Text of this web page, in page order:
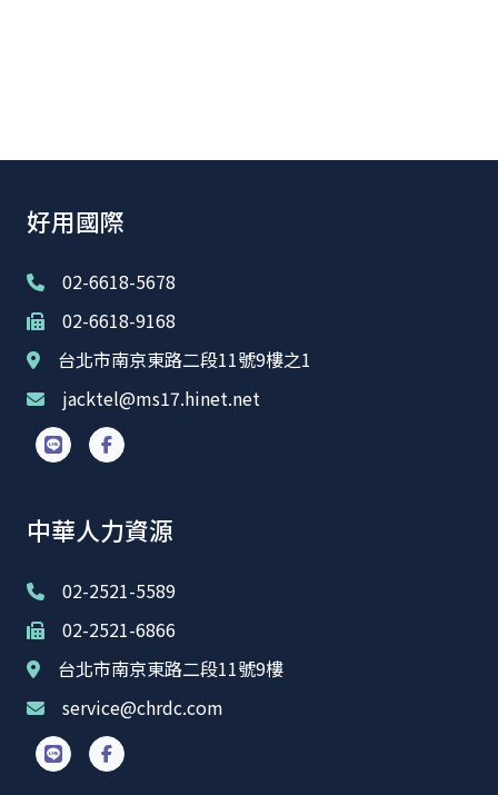
好用國際
02-6618-5678
02-6618-9168
台北市南京東路二段11號9樓之1
jacktel@ms17.hinet.net
中華人力資源
02-2521-5589
02-2521-6866
台北市南京東路二段11號9樓
service@chrdc.com